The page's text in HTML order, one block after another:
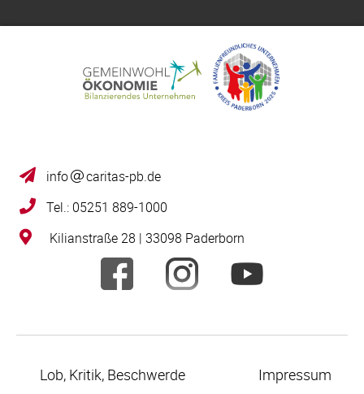
info
caritas-pb.de
Tel.: 05251 889-1000
Kilianstraße 28 | 33098 Paderborn
Lob, Kritik, Beschwerde Impressum